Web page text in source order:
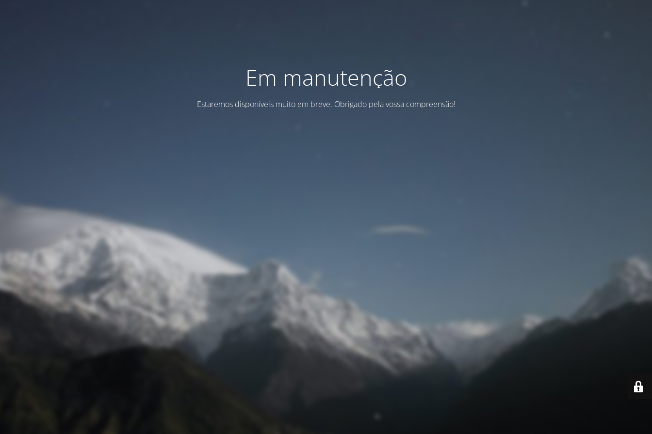
Em manutenção
Estaremos disponíveis muito em breve. Obrigado pela vossa compreensão!